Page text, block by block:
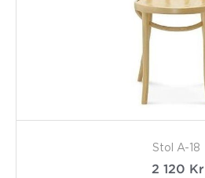
Stol A-18
2 120 Kr